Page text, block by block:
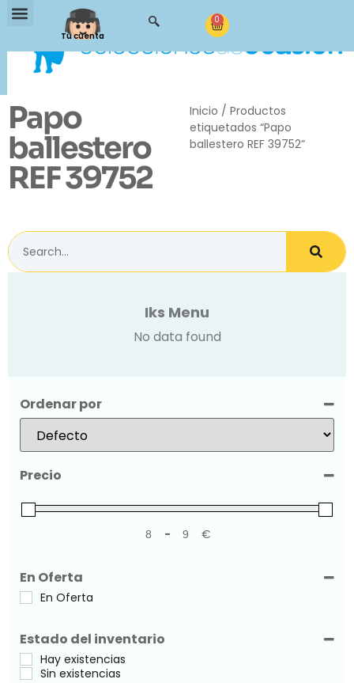
Tu cuenta
0
Papo
ballestero
REF 39752
Inicio / Productos
etiquetados “Papo
ballestero REF 39752”
Iks Menu
No data found
Ordenar por
Sort Products
Precio
Minimum Price
- Maximum Price
€
En Oferta
En Oferta
Estado del inventario
Hay existencias
Sin existencias